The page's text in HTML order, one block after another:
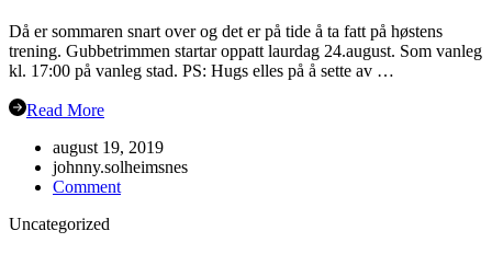
Då er sommaren snart over og det er på tide å ta fatt på høstens
trening. Gubbetrimmen startar oppatt laurdag 24.august. Som vanleg
kl. 17:00 på vanleg stad. PS: Hugs elles på å sette av …
Read More
august 19, 2019
johnny.solheimsnes
Commenton
Uncategorized